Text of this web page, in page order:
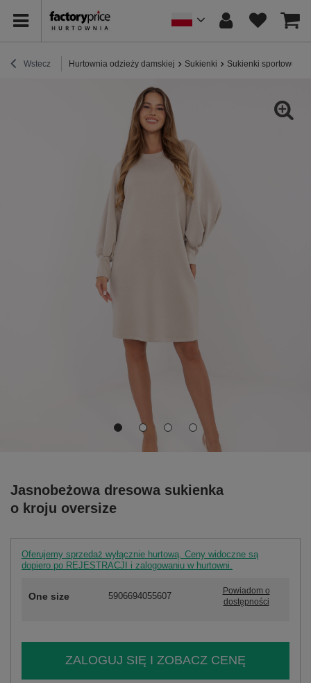
Wstecz Hurtownia odzieży damskiej Sukienki Sukienki sportowe /
Jasnobeżowa dresowa sukienka
o kroju oversize
Oferujemy sprzedaż wyłącznie hurtową. Ceny widoczne są
dopiero po REJESTRACJI i zalogowaniu w hurtowni.
One size 5906694055607
Powiadom o
dostępności
ZALOGUJ SIĘ I ZOBACZ CENĘ